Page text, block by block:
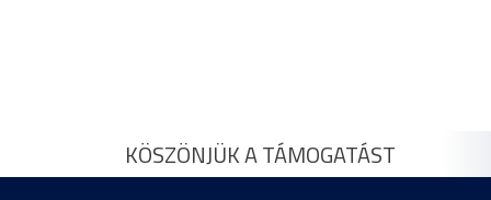
KÖSZÖNJÜK A TÁMOGATÁST